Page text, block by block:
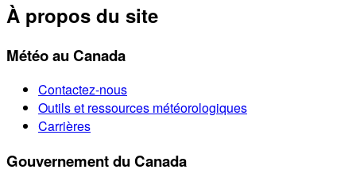
À propos du site
Météo au Canada
Contactez-nous
Outils et ressources météorologiques
Carrières
Gouvernement du Canada